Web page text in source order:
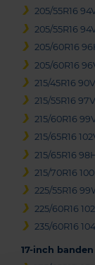
205/55R16
205/55R16
205/60R16
205/60R16
215/45R16
215/55R16
215/60R16
215/65R16
215/65R16
215/70R16
225/55R16
225/60R16
235/60R16
17-inch banden